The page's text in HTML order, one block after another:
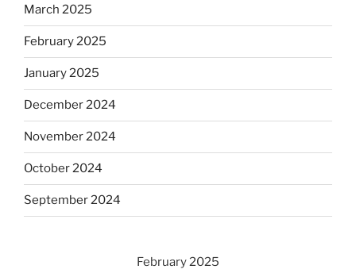
March 2025
February 2025
January 2025
December 2024
November 2024
October 2024
September 2024
February 2025